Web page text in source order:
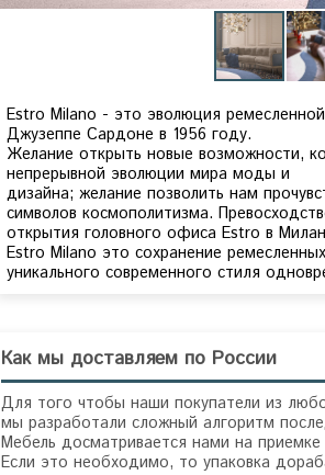
Estro Milano - это эволюция
Джузеппе Сардоне в 1956 году.
Желание открыть новые возможности,
непрерывной эволюции мира моды и
дизайна; желание позволить нам
символов космополитизма.
открытия головного офиса Estro в
Estro Milano это сохранение
Как мы доставляем по России
Для того чтобы наши покупатели из
мы разработали сложный алгоритм
Мебель досматривается нами на
Если это необходимо, то упаковка